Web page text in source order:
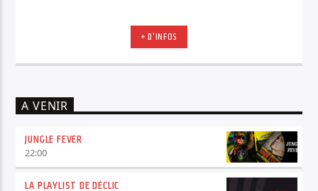
+ D'INFOS
A VENIR
JUNGLE FEVER
22:00
LA PLAYLIST DE DÉCLIC